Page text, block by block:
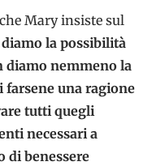
Mary insiste sul
la possibilità
diamo nemmeno la
farsene una ragione
tutti quegli
necessari a
di benessere